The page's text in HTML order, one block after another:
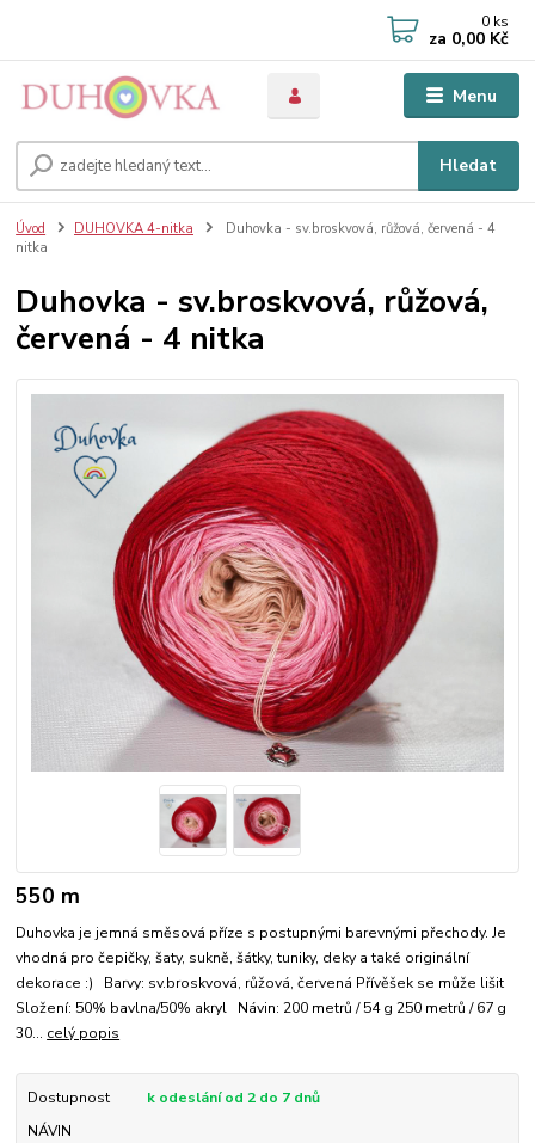
Menu
Hledat
0 ks
za 0,00 Kč
Úvod DUHOVKA 4-nitka
Duhovka - sv.broskvová, růžová, červená - 4
nitka
Duhovka - sv.broskvová, růžová,
červená - 4 nitka
550 m
Duhovka je jemná směsová příze s postupnými barevnými přechody. Je
vhodná pro čepičky, šaty, sukně, šátky, tuniky, deky a také originální
dekorace :) Barvy: sv.broskvová, růžová, červená Přívěšek se může lišit
Složení: 50% bavlna/50% akryl Návin: 200 metrů / 54 g 250 metrů / 67 g
30... celý popis
Dostupnost
k odeslání od 2 do 7 dnů
NÁVIN